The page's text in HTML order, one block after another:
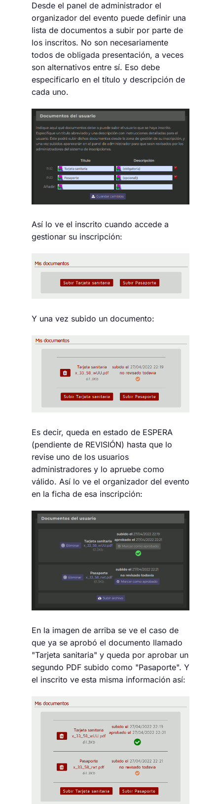
Desde el panel de administrador el
organizador del evento puede definir una
lista de documentos a subir por parte de
los inscritos. No son necesariamente
todos de obligada presentación, a veces
son alternativos entre sí. Eso debe
especificarlo en el título y descripción de
cada uno.
Así lo ve el inscrito cuando accede a
gestionar su inscripción:
Y una vez subido un documento:
Es decir, queda en estado de ESPERA
(pendiente de REVISIÓN) hasta que lo
revise uno de los usuarios
administradores y lo apruebe como
válido. Así lo ve el organizador del evento
en la ficha de esa inscripción:
En la imagen de arriba se ve el caso de
que ya se aprobó el documento llamado
"Tarjeta sanitaria" y queda por aprobar un
segundo PDF subido como "Pasaporte". Y
el inscrito ve esta misma información así: